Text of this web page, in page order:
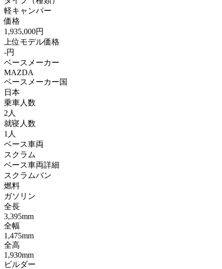
軽キャンパー
価格
1,935,000円
上位モデル価格
-円
ベースメーカー
MAZDA
ベースメーカー国
日本
乗車人数
2人
就寝人数
1人
ベース車両
スクラム
ベース車両詳細
スクラムバン
燃料
ガソリン
全長
3,395mm
全幅
1,475mm
全高
1,930mm
ビルダー